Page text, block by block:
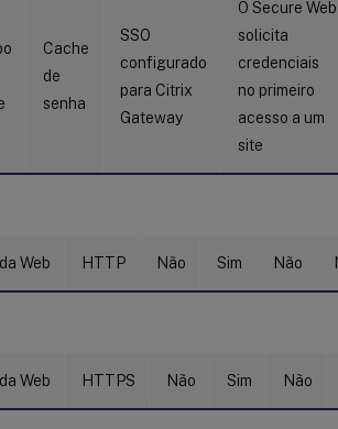
Cache
de
senha
SSO
configurado
para Citrix
Gateway
O Secure Web
solicita
credenciais
no primeiro
acesso a um
site
Web HTTP Não Sim Não
Web HTTPS Não Sim Não